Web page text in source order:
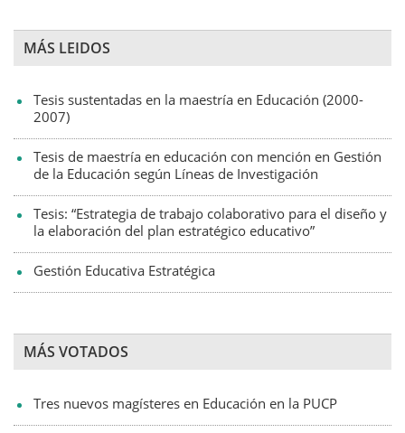
MÁS LEIDOS
Tesis sustentadas en la maestría en Educación (2000-
2007)
Tesis de maestría en educación con mención en Gestión
de la Educación según Líneas de Investigación
Tesis: “Estrategia de trabajo colaborativo para el diseño y
la elaboración del plan estratégico educativo”
Gestión Educativa Estratégica
MÁS VOTADOS
Tres nuevos magísteres en Educación en la PUCP